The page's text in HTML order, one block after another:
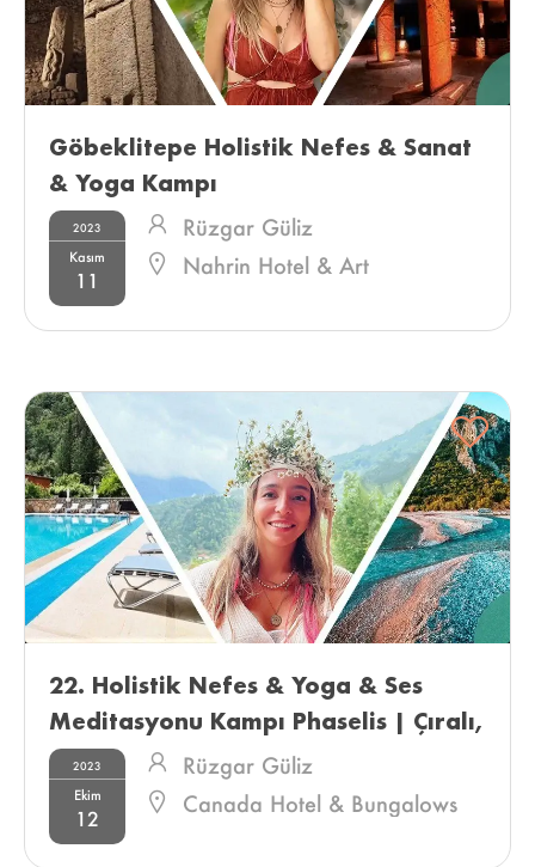
Göbeklitepe Holistik Nefes & Sanat
& Yoga Kampı
2023
Kasım
11
Rüzgar Güliz
Nahrin Hotel & Art
22. Holistik Nefes & Yoga & Ses
Meditasyonu Kampı Phaselis | Çıralı,
Antalya
2023
Ekim
12
Rüzgar Güliz
Canada Hotel & Bungalows